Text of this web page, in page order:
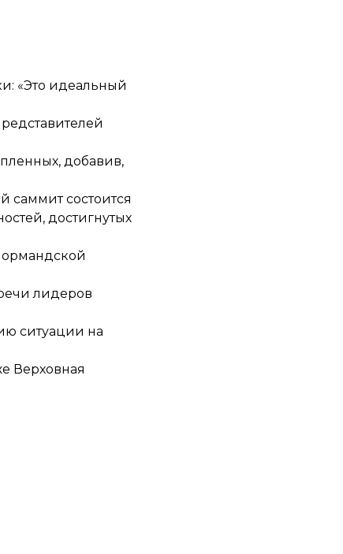
«Это идеальный
добавив,
саммит состоится
достигнутых
лидеров
ситуации на
Верховная